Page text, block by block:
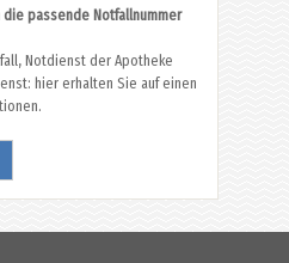
die passende Notfallnummer
Notdienst der Apotheke
hier erhalten Sie auf einen